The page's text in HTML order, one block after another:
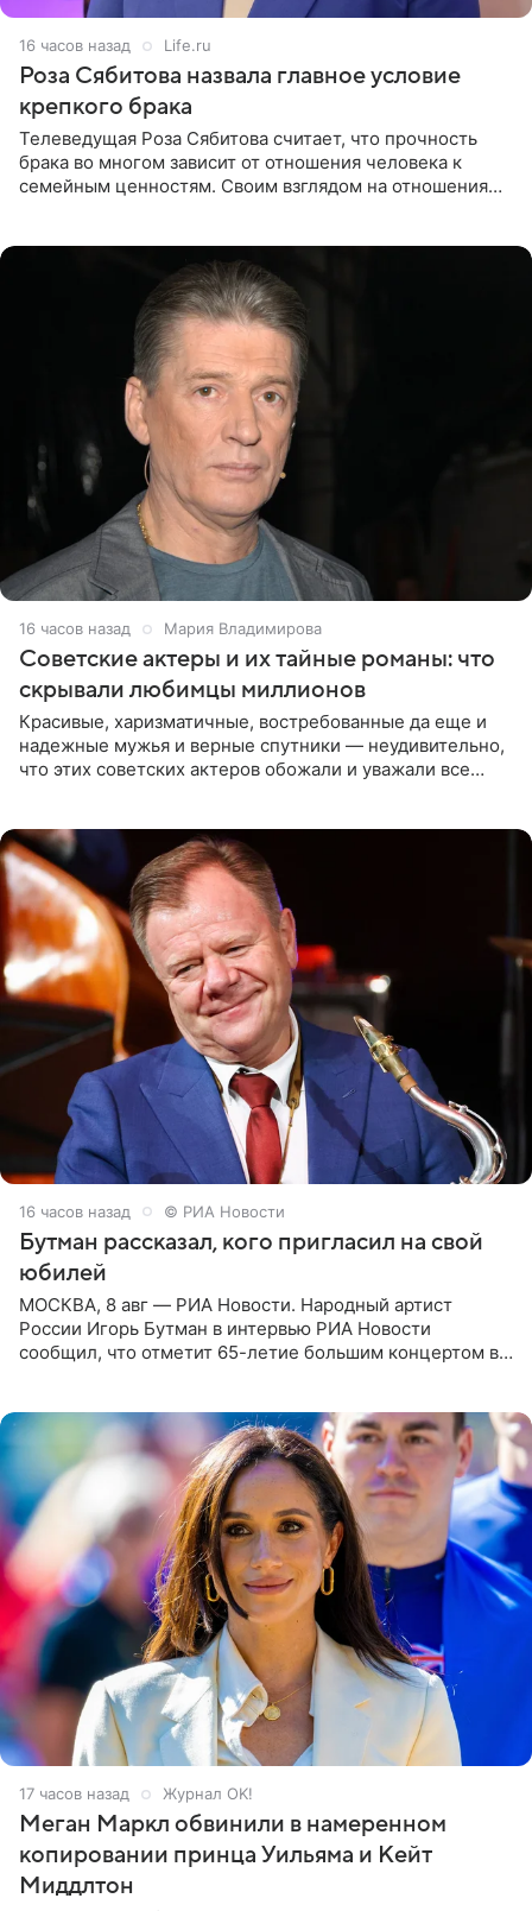
16 часов назад Life.ru
Роза Сябитова назвала главное условие
крепкого брака
Телеведущая Роза Сябитова считает, что прочность
брака во многом зависит от отношения человека к
семейным ценностям. Своим взглядом на отношения
16 часов назад Мария Владимирова
Советские актеры и их тайные романы: что
скрывали любимцы миллионов
Красивые, харизматичные, востребованные да еще и
надежные мужья и верные спутники — неудивительно,
что этих советских актеров обожали и уважали все
16 часов назад © РИА Новости
Бутман рассказал, кого пригласил на свой
юбилей
МОСКВА, 8 авг — РИА Новости. Народный артист
России Игорь Бутман в интервью РИА Новости
сообщил, что отметит 65-летие большим концертом в
17 часов назад Журнал OK!
Меган Маркл обвинили в намеренном
копировании принца Уильяма и Кейт
Миддлтон